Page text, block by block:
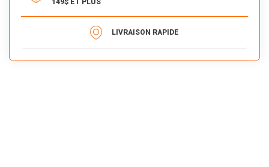
149$ ET PLUS
LIVRAISON RAPIDE